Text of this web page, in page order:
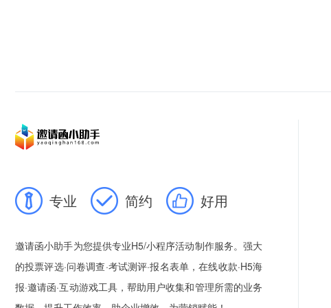
专业 简约 好用
邀请函小助手为您提供专业H5/小程序活动制作服务。强大
的投票评选·问卷调查·考试测评·报名表单，在线收款·H5海
报·邀请函·互动游戏工具，帮助用户收集和管理所需的业务